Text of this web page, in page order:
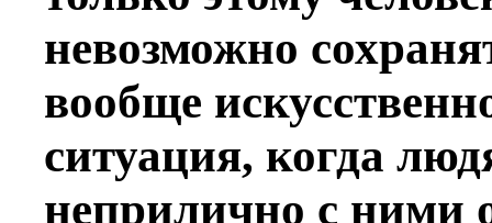
невозможно
вообще
ситуация, когда
неприлично с ними